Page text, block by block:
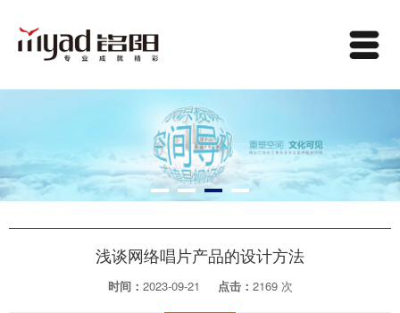
浅谈网络唱片产品的设计方法
时间： 2023-09-21 点击： 2169 次